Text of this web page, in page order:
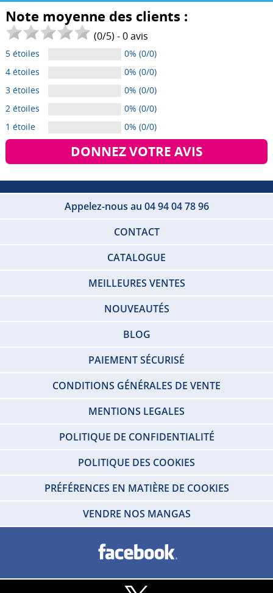
Note moyenne des clients :
(0/5) -0avis
5 étoiles
0% (0/0)
4 étoiles
0% (0/0)
3 étoiles
0% (0/0)
2 étoiles
0% (0/0)
1 étoile
0% (0/0)
DONNEZ VOTRE AVIS
Appelez-nous au 04 94 04 78 96
CONTACT
CATALOGUE
MEILLEURES VENTES
NOUVEAUTÉS
BLOG
PAIEMENT SÉCURISÉ
CONDITIONS GÉNÉRALES DE VENTE
MENTIONS LEGALES
POLITIQUE DE CONFIDENTIALITÉ
POLITIQUE DES COOKIES
PRÉFÉRENCES EN MATIÈRE DE COOKIES
VENDRE NOS MANGAS